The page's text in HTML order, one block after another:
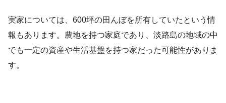
実家については、600坪の田んぼを所有していたという情
報もあります。農地を持つ家庭であり、淡路島の地域の中
でも一定の資産や生活基盤を持つ家だった可能性がありま
す。